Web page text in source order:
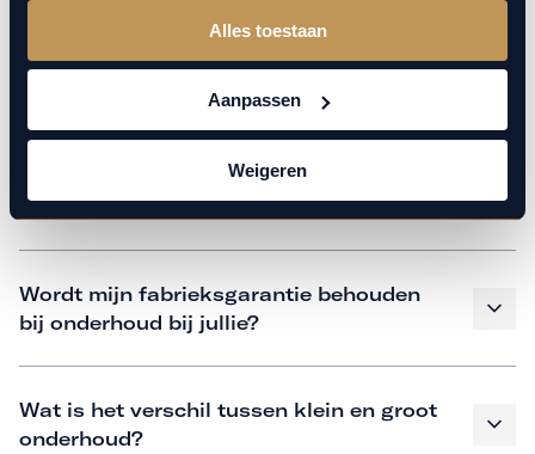
Alles toestaan
Aanpassen
Weigeren
Hoe weet ik welk onderhoud mijn
auto nodig heeft en wanneer?
Is vervangend vervoer mogelijk?
Wordt mijn fabrieksgarantie behouden
bij onderhoud bij jullie?
Wat is het verschil tussen klein en groot
onderhoud?